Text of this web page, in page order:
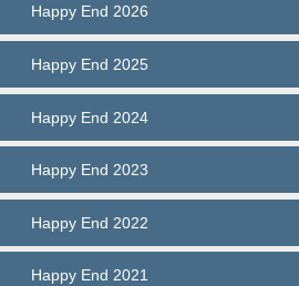
Happy End 2026
Happy End 2025
Happy End 2024
Happy End 2023
Happy End 2022
Happy End 2021